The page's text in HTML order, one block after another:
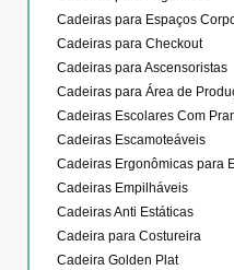
Cadeiras para Espaços
Cadeiras para Checkout
Cadeiras para Ascensoristas
Cadeiras para Área de
Cadeiras Escolares Com
Cadeiras Escamoteáveis
Cadeiras Ergonômicas para
Cadeiras Empilháveis
Cadeiras Anti Estáticas
Cadeira para Costureira
Cadeira Golden Plat